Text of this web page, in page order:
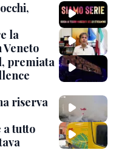
la
premiata
riserva
a tutto